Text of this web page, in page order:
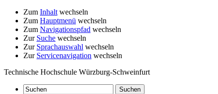
Zum Inhalt wechseln
Zum Hauptmenü wechseln
Zum Navigationspfad wechseln
Zur Suche wechseln
Zur Sprachauswahl wechseln
Zur Servicenavigation wechseln
Technische Hochschule Würzburg-Schweinfurt